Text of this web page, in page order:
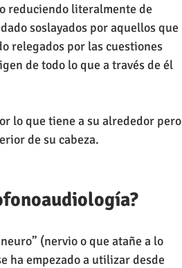
reduciendo literalmente de
soslayados por aquellos que
relegados por las cuestiones
de todo lo que a través de él
lo que tiene a su alrededor pero
de su cabeza.
(nervio o que atañe a lo
ha empezado a utilizar desde